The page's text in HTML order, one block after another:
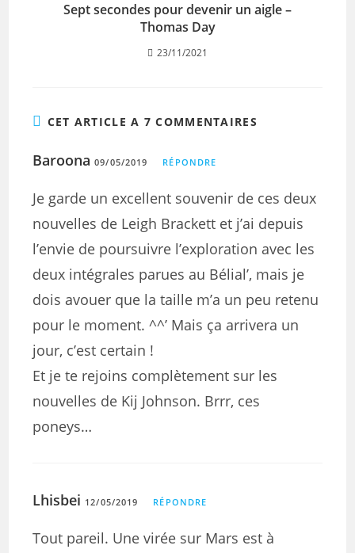
Sept secondes pour devenir un aigle –
Thomas Day
23/11/2021
CET ARTICLE A 7 COMMENTAIRES
Baroona 09/05/2019 RÉPONDRE
Je garde un excellent souvenir de ces deux
nouvelles de Leigh Brackett et j’ai depuis
l’envie de poursuivre l’exploration avec les
deux intégrales parues au Bélial’, mais je
dois avouer que la taille m’a un peu retenu
pour le moment. ^^’ Mais ça arrivera un
jour, c’est certain !
Et je te rejoins complètement sur les
nouvelles de Kij Johnson. Brrr, ces
poneys…
Lhisbei 12/05/2019 RÉPONDRE
Tout pareil. Une virée sur Mars est à